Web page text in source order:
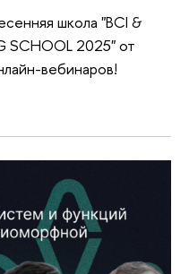
школа "BCI &
SCHOOL 2025" от
вебинаров!